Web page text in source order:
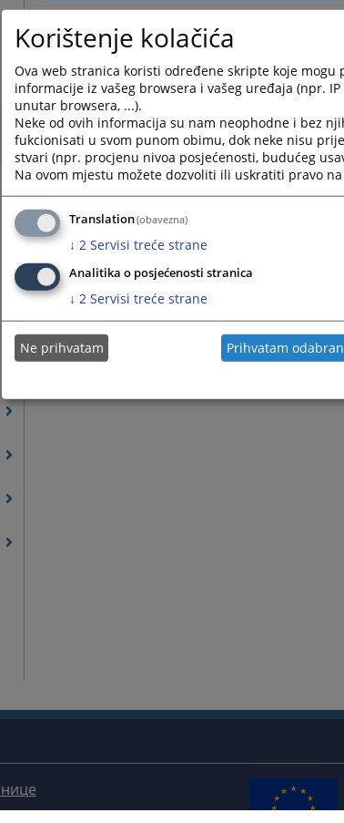
Korištenje kolačića
Ova web stranica koristi određene skripte koje
informacije iz vašeg browsera i vašeg uređaja (npr.
unutar browsera, ...).
Neke od ovih informacija su nam neophodne i bez
fukcionisati u svom punom obimu, dok neke nisu
stvari (npr. procjenu nivoa posjećenosti, budućeg
Na ovom mjestu možete dozvoliti ili uskratiti pravo
Translation(obavezna)
↓ 2 Servisi treće strane
Analitika o posjećenosti stranica
↓ 2 Servisi treće strane
Ne prihvatam Prihvatam